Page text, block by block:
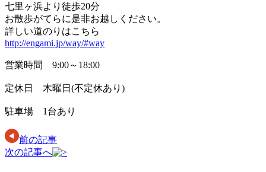
七里ヶ浜より徒歩20分
お散歩がてらに是非お越しください。
詳しい道のりはこちら
http://engami.jp/way/#way
営業時間 9:00～18:00
定休日 木曜日(不定休あり)
駐車場 1台あり
前の記事
次の記事へ